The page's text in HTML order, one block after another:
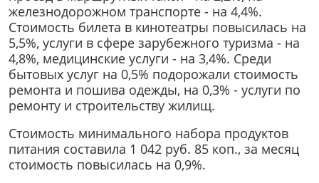
железнодорожном транспорте - на 4,4%.
Стоимость билета в кинотеатры повысилась на
5,5%, услуги в сфере зарубежного туризма - на
4,8%, медицинские услуги - на 3,4%. Среди
бытовых услуг на 0,5% подорожали стоимость
ремонта и пошива одежды, на 0,3% - услуги по
ремонту и строительству жилищ.
Стоимость минимального набора продуктов
питания составила 1 042 руб. 85 коп., за месяц
стоимость повысилась на 0,9%.